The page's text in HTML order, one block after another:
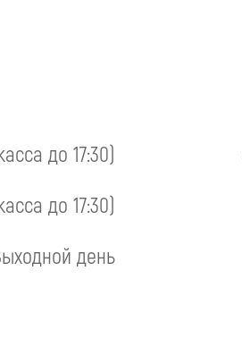
до 17:30)
до 17:30)
день